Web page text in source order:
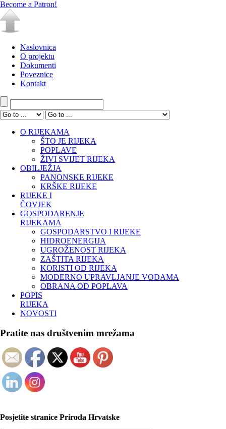
Become a Patron!
Naslovnica
O projektu
Dokumenti
Poveznice
Kontakt
O RIJEKAMA
ŠTO JE RIJEKA
POPLAVE
ŽIVI SVIJET RIJEKA
OBILJEŽJA
PANONSKE RIJEKE
KRŠKE RIJEKE
RIJEKE I
ČOVJEK
GOSPODARENJE
RIJEKAMA
GOSPODARSTVO I RIJEKE
HIDROENERGIJA
UGROŽENOST RIJEKA
ZAŠTITA RIJEKA
KORISTI OD RIJEKA
MODERNO UPRAVLJANJE VODAMA
OBRANA OD POPLAVA
POPIS
RIJEKA
NOVOSTI
Pratite nas društvenim mrežama
Posjetite stranice Priroda Hrvatske